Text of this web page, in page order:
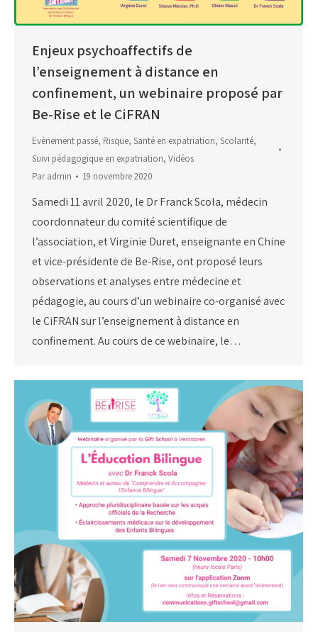
Enjeux psychoaffectifs de
l’enseignement à distance en
confinement, un webinaire proposé par
Be-Rise et le CiFRAN
Evènement passé, Risque, Santé en expatriation, Scolarité,
Suivi pédagogique en expatriation, Vidéos
Paradmin 19 novembre 2020
Samedi 11 avril 2020, le Dr Franck Scola, médecin
coordonnateur du comité scientifique de
l’association, et Virginie Duret, enseignante en Chine
et vice-présidente de Be-Rise, ont proposé leurs
observations et analyses entre médecine et
pédagogie, au cours d’un webinaire co-organisé avec
le CiFRAN sur l’enseignement à distance en
confinement. Au cours de ce webinaire, le…